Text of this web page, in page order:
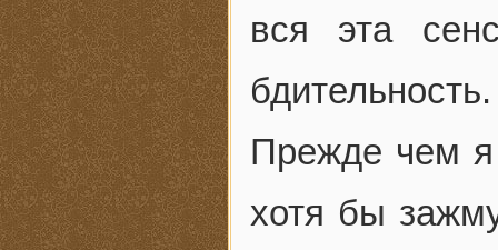
вся эта
бдительность.
Прежде чем я
хотя бы